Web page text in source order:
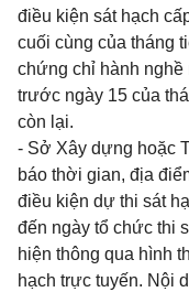
điều kiện sát hạch
cuối cùng của tháng
chứng chỉ hành
trước ngày 15 của
còn lại.
- Sở Xây dựng hoặc
báo thời gian, địa
điều kiện dự thi sát
đến ngày tổ chức thi
hiện thông qua hình
hạch trực tuyến. Nội